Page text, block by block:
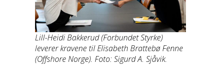
Lill-Heidi Bakkerud (Forbundet Styrke)
leverer kravene til Elisabeth Brattebø Fenne
(Offshore Norge). Foto: Sigurd A. Sjåvik.